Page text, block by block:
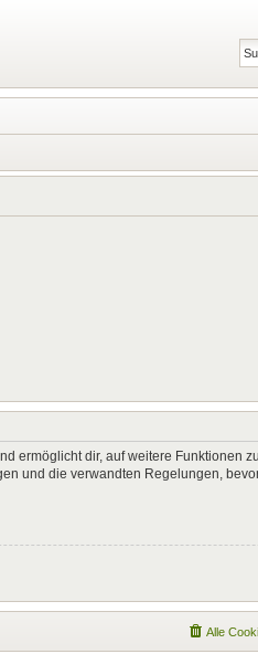
ermöglicht dir, auf weitere Funktionen
und die verwandten Regelungen,
Alle